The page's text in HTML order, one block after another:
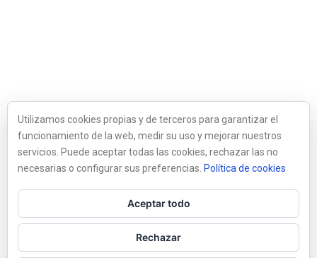
Utilizamos cookies propias y de terceros para garantizar el
funcionamiento de la web, medir su uso y mejorar nuestros
servicios. Puede aceptar todas las cookies, rechazar las no
necesarias o configurar sus preferencias. Política de cookies
Aceptar todo
Rechazar